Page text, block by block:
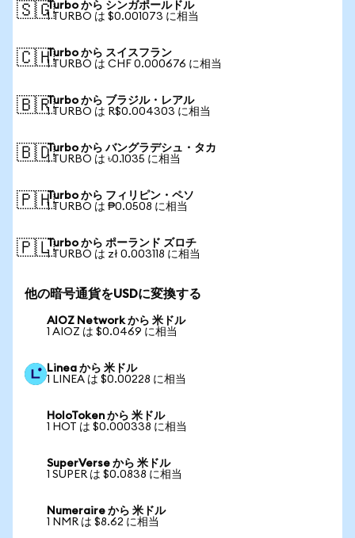
🇸🇬Turbo から シンガポールドル
1 TURBO は $0.001073 に相当
🇨🇭Turbo から スイスフラン
1 TURBO は CHF 0.000676 に相当
🇧🇷Turbo から ブラジル・レアル
1 TURBO は R$0.004303 に相当
🇧🇩Turbo から バングラデシュ・タカ
1 TURBO は ৳0.1035 に相当
🇵🇭Turbo から フィリピン・ペソ
1 TURBO は ₱0.0508 に相当
🇵🇱Turbo から ポーランド ズロチ
1 TURBO は zł 0.003118 に相当
他の暗号通貨をUSDに変換する
AIOZ Network から 米ドル
1 AIOZ は $0.0469 に相当
Linea から 米ドル
1 LINEA は $0.00228 に相当
HoloToken から 米ドル
1 HOT は $0.000338 に相当
SuperVerse から 米ドル
1 SUPER は $0.0838 に相当
Numeraire から 米ドル
1 NMR は $8.62 に相当